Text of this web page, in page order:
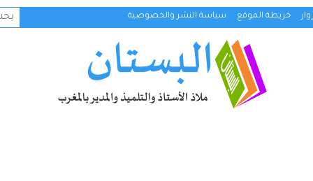
خريطة الموقع سياسة النشر والخصوصية
عن: